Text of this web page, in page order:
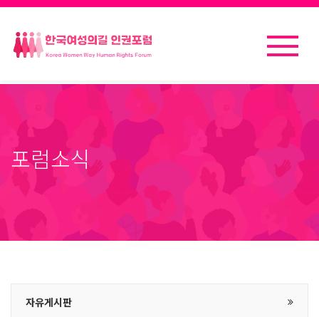
포럼소식
자유게시판